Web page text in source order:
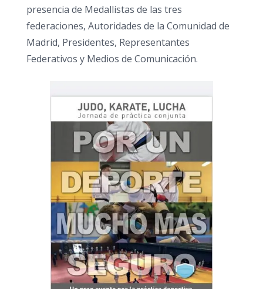
presencia de Medallistas de las tres
federaciones, Autoridades de la Comunidad de
Madrid, Presidentes, Representantes
Federativos y Medios de Comunicación.